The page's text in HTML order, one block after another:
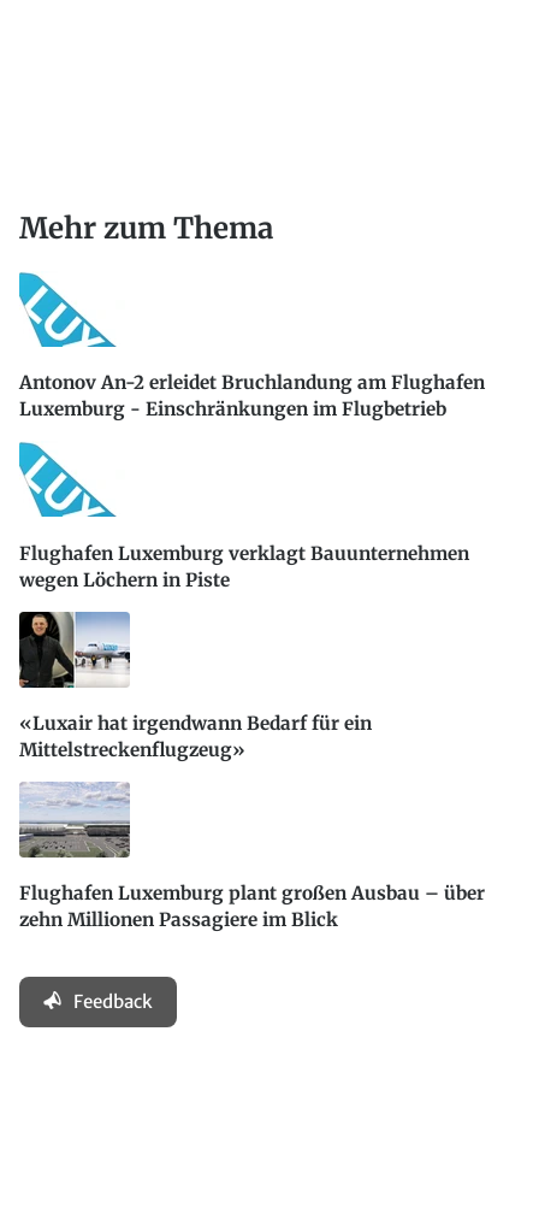
Mehr zum Thema
Antonov An-2 erleidet Bruchlandung am Flughafen
Luxemburg - Einschränkungen im Flugbetrieb
Flughafen Luxemburg verklagt Bauunternehmen
wegen Löchern in Piste
«Luxair hat irgendwann Bedarf für ein
Mittelstreckenflugzeug»
Flughafen Luxemburg plant großen Ausbau – über
zehn Millionen Passagiere im Blick
Feedback